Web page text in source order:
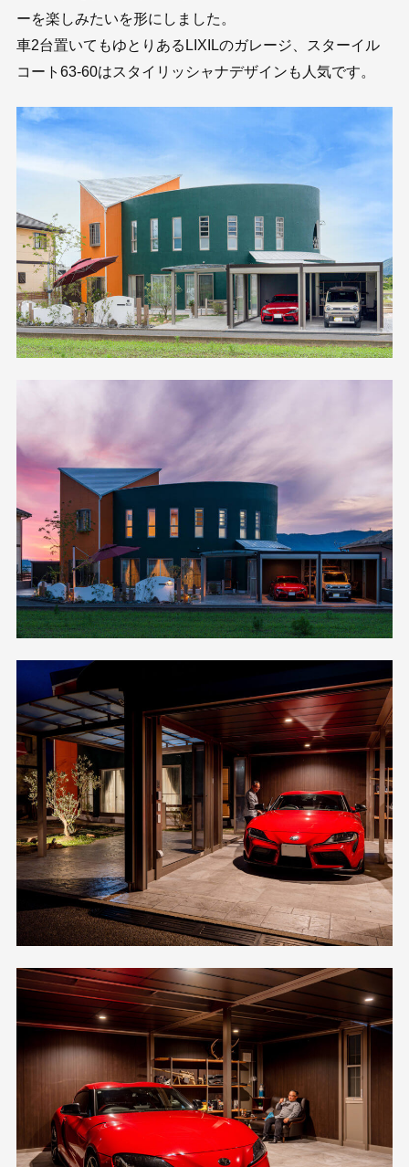
ーを楽しみたいを形にしました。
車2台置いてもゆとりあるLIXILのガレージ、スターイル
コート63-60はスタイリッシャナデザインも人気です。